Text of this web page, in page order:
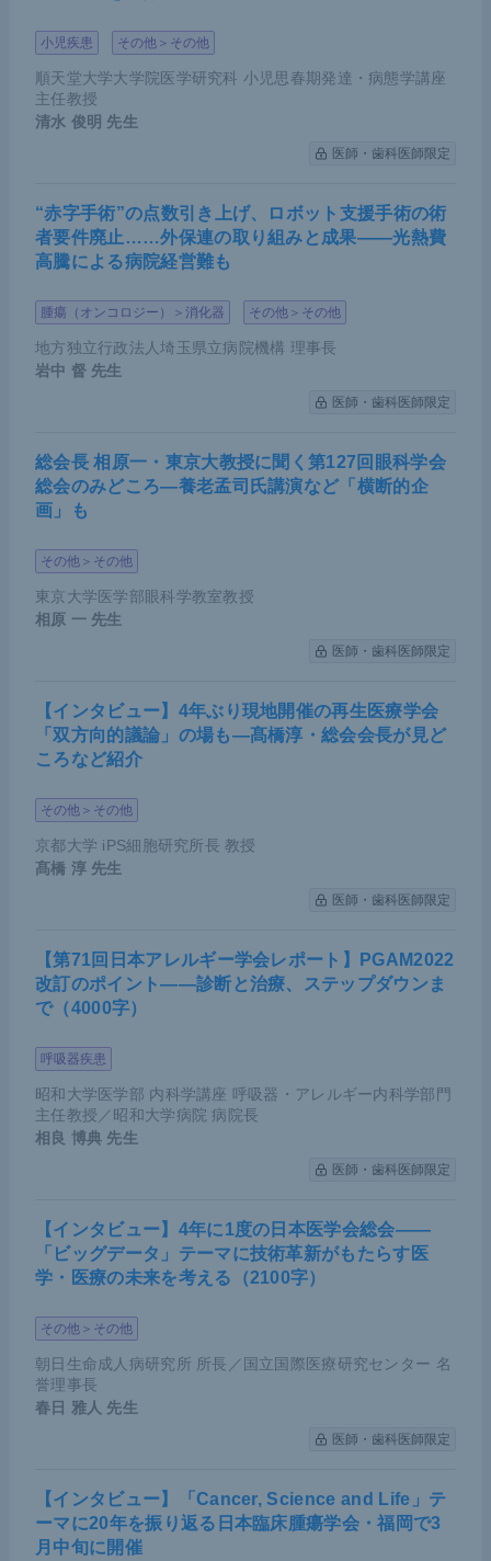
小児疾患 その他＞その他
順天堂大学大学院医学研究科 小児思春期発達・病態学講座
主任教授
清水 俊明 先生
医師・歯科医師限定
“赤字手術”の点数引き上げ、ロボット支援手術の術
者要件廃止……外保連の取り組みと成果――光熱費
高騰による病院経営難も
腫瘍（オンコロジー）＞消化器 その他＞その他
地方独立行政法人埼玉県立病院機構 理事長
岩中 督 先生
医師・歯科医師限定
総会長 相原一・東京大教授に聞く第127回眼科学会
総会のみどころ―養老孟司氏講演など「横断的企
画」も
その他＞その他
東京大学医学部眼科学教室教授
相原 一 先生
医師・歯科医師限定
【インタビュー】4年ぶり現地開催の再生医療学会
「双方向的議論」の場も―髙橋淳・総会会長が見ど
ころなど紹介
その他＞その他
京都大学 iPS細胞研究所長 教授
髙橋 淳 先生
医師・歯科医師限定
【第71回日本アレルギー学会レポート】PGAM2022
改訂のポイント――診断と治療、ステップダウンま
で（4000字）
呼吸器疾患
昭和大学医学部 内科学講座 呼吸器・アレルギー内科学部門
主任教授／昭和大学病院 病院長
相良 博典 先生
医師・歯科医師限定
【インタビュー】4年に1度の日本医学会総会――
「ビッグデータ」テーマに技術革新がもたらす医
学・医療の未来を考える（2100字）
その他＞その他
朝日生命成人病研究所 所長／国立国際医療研究センター 名
誉理事長
春日 雅人 先生
医師・歯科医師限定
【インタビュー】「Cancer, Science and Life」テ
ーマに20年を振り返る日本臨床腫瘍学会・福岡で3
月中旬に開催